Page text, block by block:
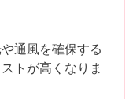
通風を確保する
トが高くなりま